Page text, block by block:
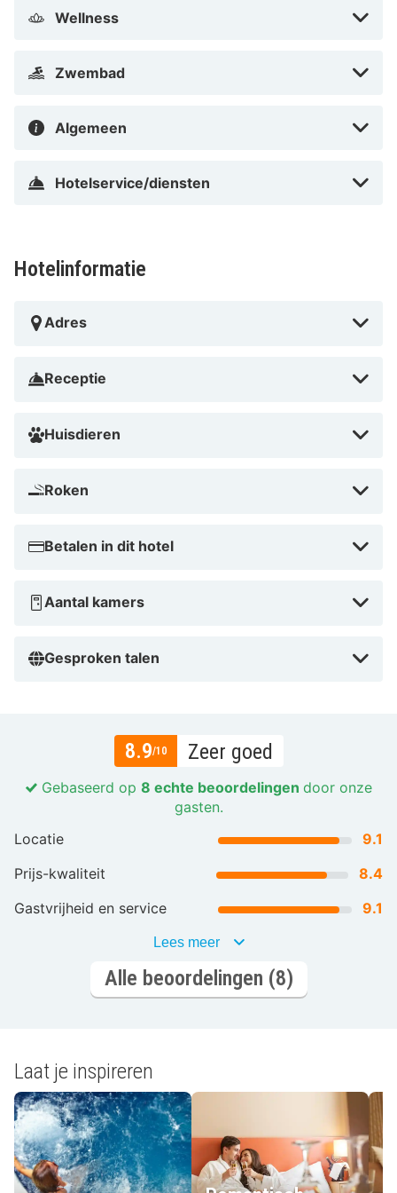
Wellness
Zwembad
Algemeen
Hotelservice/diensten
Hotelinformatie
Adres
Receptie
Huisdieren
Roken
Betalen in dit hotel
Aantal kamers
Gesproken talen
8.9/10 Zeer goed
Gebaseerd op 8 echte beoordelingen door onze
gasten.
Locatie
9.1
Prijs-kwaliteit
8.4
Gastvrijheid en service
9.1
Lees meer
Alle beoordelingen (8)
Laat je inspireren